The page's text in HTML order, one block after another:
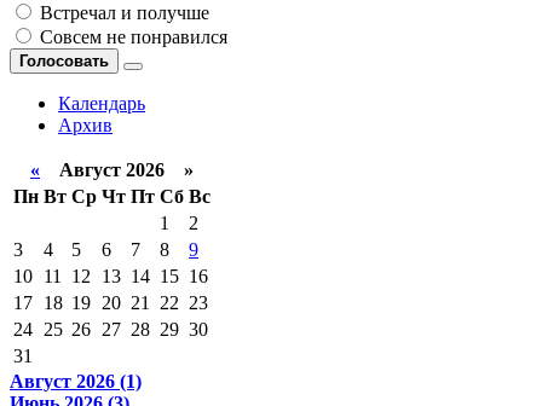
Встречал и получше
Совсем не понравился
Голосовать
Календарь
Архив
« Август 2026 »
Пн Вт Ср Чт Пт Сб Вс
1
2
3
4 5 6 7 8
9
10 11 12 13 14 15 16
17 18 19 20 21 22 23
24 25 26 27 28 29 30
31
Август 2026 (1)